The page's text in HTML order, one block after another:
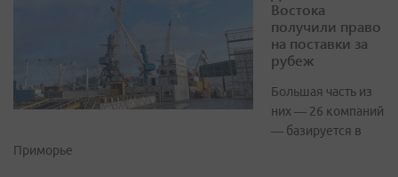
Востока
получили право
на поставки за
рубеж
Большая часть из
них — 26 компаний
— базируется в
Приморье